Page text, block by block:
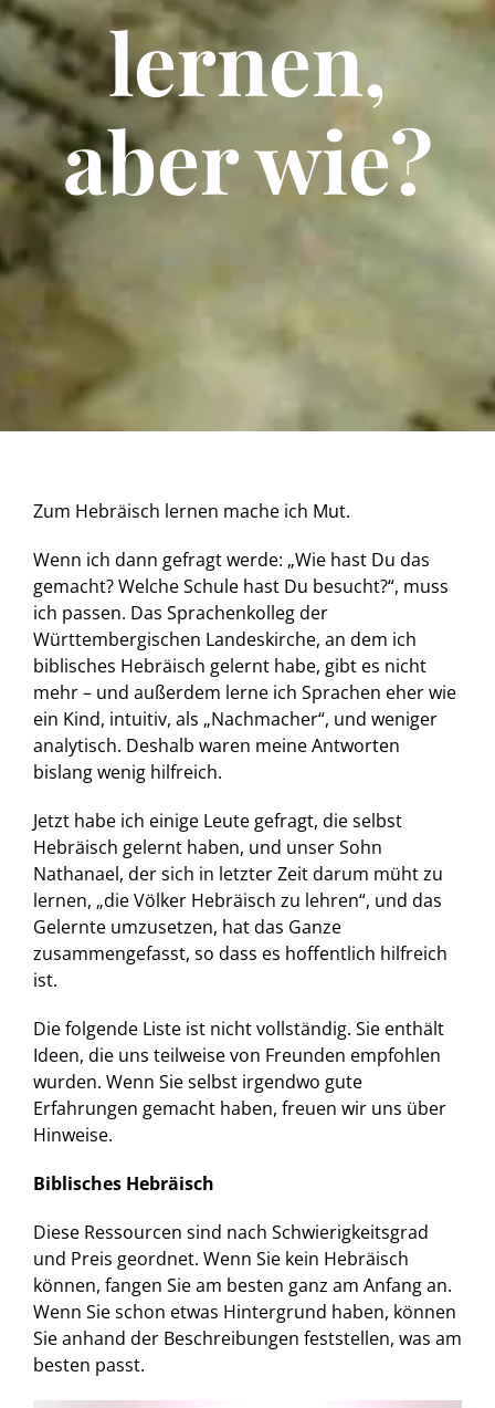
DARYlernen,
aber wie?
Zum Hebräisch lernen mache ich Mut.
Wenn ich dann gefragt werde: „Wie hast Du das
gemacht? Welche Schule hast Du besucht?“, muss
ich passen. Das Sprachenkolleg der
Württembergischen Landeskirche, an dem ich
biblisches Hebräisch gelernt habe, gibt es nicht
mehr – und außerdem lerne ich Sprachen eher wie
ein Kind, intuitiv, als „Nachmacher“, und weniger
analytisch. Deshalb waren meine Antworten
bislang wenig hilfreich.
Jetzt habe ich einige Leute gefragt, die selbst
Hebräisch gelernt haben, und unser Sohn
Nathanael, der sich in letzter Zeit darum müht zu
lernen, „die Völker Hebräisch zu lehren“, und das
Gelernte umzusetzen, hat das Ganze
zusammengefasst, so dass es hoffentlich hilfreich
ist.
Die folgende Liste ist nicht vollständig. Sie enthält
Ideen, die uns teilweise von Freunden empfohlen
wurden. Wenn Sie selbst irgendwo gute
Erfahrungen gemacht haben, freuen wir uns über
Hinweise.
Biblisches Hebräisch
Diese Ressourcen sind nach Schwierigkeitsgrad
und Preis geordnet. Wenn Sie kein Hebräisch
können, fangen Sie am besten ganz am Anfang an.
Wenn Sie schon etwas Hintergrund haben, können
Sie anhand der Beschreibungen feststellen, was am
besten passt.